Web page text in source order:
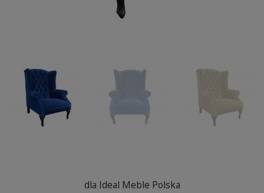
dla Ideal Meble Polska